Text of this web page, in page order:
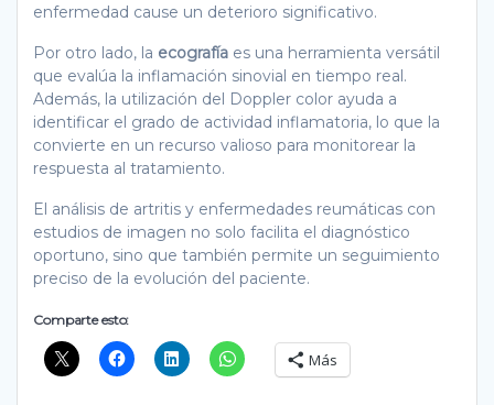
enfermedad cause un deterioro significativo.
Por otro lado, la ecografía es una herramienta versátil
que evalúa la inflamación sinovial en tiempo real.
Además, la utilización del Doppler color ayuda a
identificar el grado de actividad inflamatoria, lo que la
convierte en un recurso valioso para monitorear la
respuesta al tratamiento.
El análisis de artritis y enfermedades reumáticas con
estudios de imagen no solo facilita el diagnóstico
oportuno, sino que también permite un seguimiento
preciso de la evolución del paciente.
Comparte esto:
Más